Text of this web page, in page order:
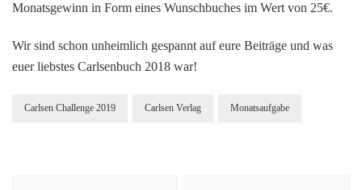
Monatsgewinn in Form eines Wunschbuches im Wert von 25€.
Wir sind schon unheimlich gespannt auf eure Beiträge und was
euer liebstes Carlsenbuch 2018 war!
Carlsen Challenge 2019 Carlsen Verlag Monatsaufgabe